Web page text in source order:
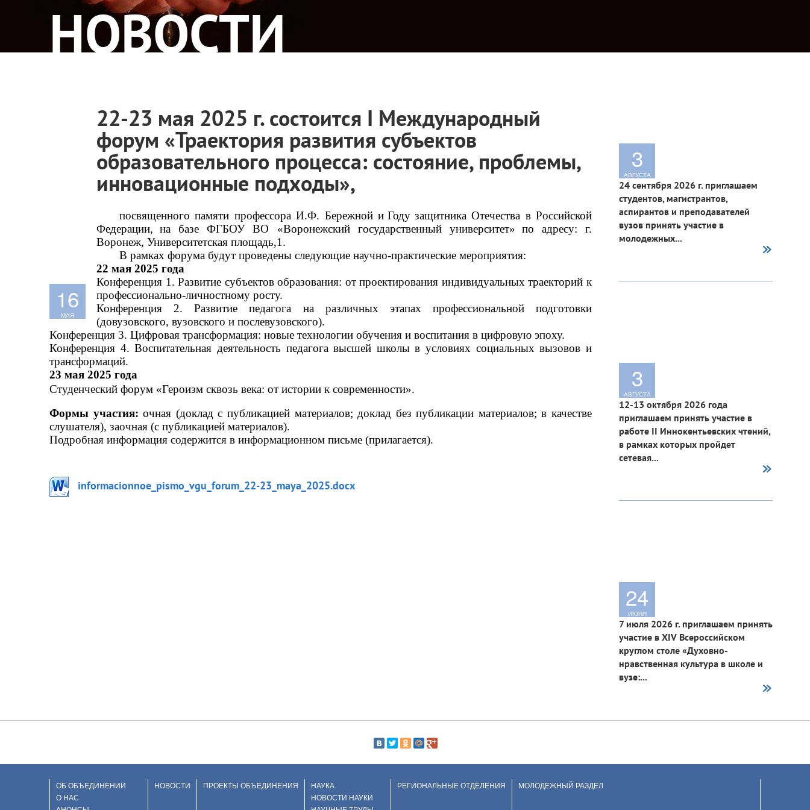
НОВОСТИ
16
МАЯ
22-23 мая 2025 г. состоится I Международный
форум «Траектория развития субъектов
образовательного процесса: состояние, проблемы,
инновационные подходы»,
посвященного памяти профессора И.Ф. Бережной и Году защитника Отечества в Российской
Федерации, на базе ФГБОУ ВО «Воронежский государственный университет» по адресу: г.
Воронеж, Университетская площадь,1.
В рамках форума будут проведены следующие научно-практические мероприятия:
22 мая 2025 года
Конференция 1. Развитие субъектов образования: от проектирования индивидуальных траекторий к
профессионально-личностному росту.
Конференция 2. Развитие педагога на различных этапах профессиональной подготовки
(довузовского, вузовского и послевузовского).
Конференция 3. Цифровая трансформация: новые технологии обучения и воспитания в цифровую эпоху.
Конференция 4. Воспитательная деятельность педагога высшей школы в условиях социальных вызовов и
трансформаций.
23 мая 2025 года
Студенческий форум «Героизм сквозь века: от истории к современности».
Формы участия: очная (доклад с публикацией материалов; доклад без публикации материалов; в качестве
слушателя), заочная (с публикацией материалов).
Подробная информация содержится в информационном письме (прилагается).
informacionnoe_pismo_vgu_forum_22-23_maya_2025.docx
3
АВГУСТА
24 сентября 2026 г. приглашаем
студентов, магистрантов,
аспирантов и преподавателей
вузов принять участие в
молодежных...
3
АВГУСТА
12-13 октября 2026 года
приглашаем принять участие в
работе II Иннокентьевских чтений,
в рамках которых пройдет
сетевая...
24
ИЮНЯ
7 июля 2026 г. приглашаем принять
участие в XIV Всероссийском
круглом столе «Духовно-
нравственная культура в школе и
вузе:...
ОБ ОБЪЕДИНЕНИИ
О НАС
НОВОСТИ ПРОЕКТЫ ОБЪЕДИНЕНИЯ
НАУКА
НОВОСТИ НАУКИ
РЕГИОНАЛЬНЫЕ ОТДЕЛЕНИЯ МОЛОДЕЖНЫЙ РАЗДЕЛ